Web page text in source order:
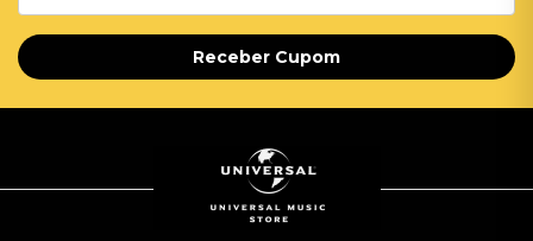
Receber Cupom